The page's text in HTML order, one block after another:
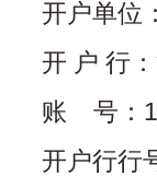
开户单位
开 户 行
账 号：
开户行行